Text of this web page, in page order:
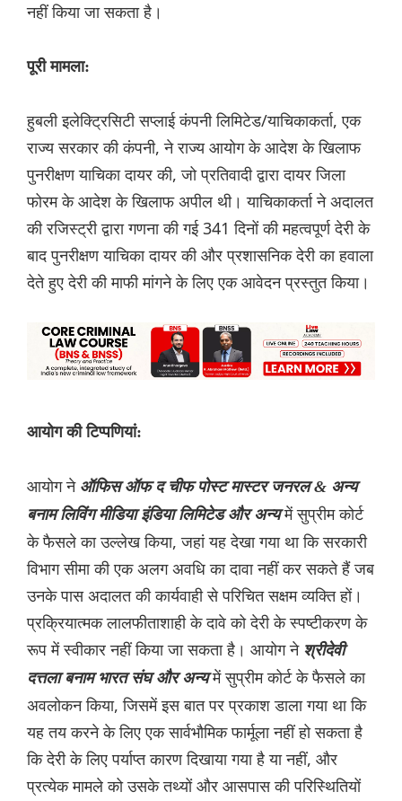
नहीं किया जा सकता है।
पूरी मामला:
हुबली इलेक्ट्रिसिटी सप्लाई कंपनी लिमिटेड/याचिकाकर्ता, एक
राज्य सरकार की कंपनी, ने राज्य आयोग के आदेश के खिलाफ
पुनरीक्षण याचिका दायर की, जो प्रतिवादी द्वारा दायर जिला
फोरम के आदेश के खिलाफ अपील थी। याचिकाकर्ता ने अदालत
की रजिस्ट्री द्वारा गणना की गई 341 दिनों की महत्वपूर्ण देरी के
बाद पुनरीक्षण याचिका दायर की और प्रशासनिक देरी का हवाला
देते हुए देरी की माफी मांगने के लिए एक आवेदन प्रस्तुत किया।
आयोग की टिप्पणियां:
आयोग ने ऑफिस ऑफ द चीफ पोस्ट मास्टर जनरल & अन्य
बनाम लिविंग मीडिया इंडिया लिमिटेड और अन्यमें सुप्रीम कोर्ट
के फैसले का उल्लेख किया, जहां यह देखा गया था कि सरकारी
विभाग सीमा की एक अलग अवधि का दावा नहीं कर सकते हैं जब
उनके पास अदालत की कार्यवाही से परिचित सक्षम व्यक्ति हों।
प्रक्रियात्मक लालफीताशाही के दावे को देरी के स्पष्टीकरण के
रूप में स्वीकार नहीं किया जा सकता है। आयोग ने श्रीदेवी
दत्तला बनाम भारत संघ और अन्यमें सुप्रीम कोर्ट के फैसले का
अवलोकन किया, जिसमें इस बात पर प्रकाश डाला गया था कि
यह तय करने के लिए एक सार्वभौमिक फार्मूला नहीं हो सकता है
कि देरी के लिए पर्याप्त कारण दिखाया गया है या नहीं, और
प्रत्येक मामले को उसके तथ्यों और आसपास की परिस्थितियों